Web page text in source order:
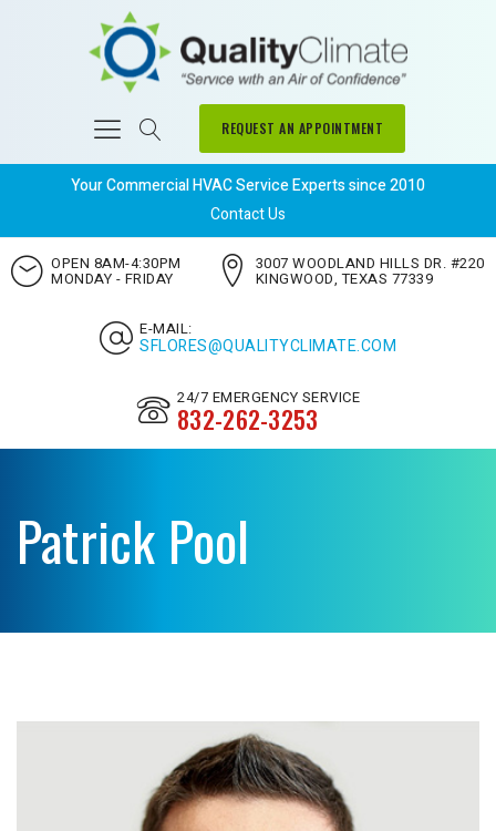
REQUEST AN APPOINTMENT
Your Commercial HVAC Service Experts since 2010
Contact Us
OPEN 8AM-4:30PM
MONDAY - FRIDAY
3007 WOODLAND HILLS DR. #220
KINGWOOD, TEXAS 77339
E-MAIL:
SFLORES@QUALITYCLIMATE.COM
24/7 EMERGENCY SERVICE
832-262-3253
Patrick Pool